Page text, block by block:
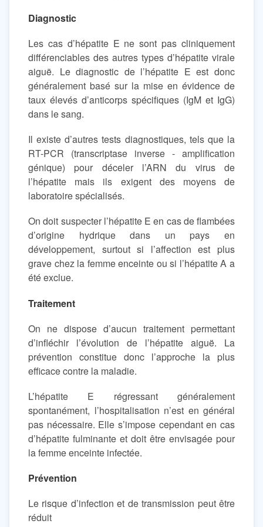
Diagnostic
Les cas d’hépatite E ne sont pas cliniquement
différenciables des autres types d’hépatite virale
aiguë. Le diagnostic de l’hépatite E est donc
généralement basé sur la mise en évidence de
taux élevés d’anticorps spécifiques (IgM et IgG)
dans le sang.
Il existe d’autres tests diagnostiques, tels que la
RT-PCR (transcriptase inverse - amplification
génique) pour déceler l’ARN du virus de
l’hépatite mais ils exigent des moyens de
laboratoire spécialisés.
On doit suspecter l’hépatite E en cas de flambées
d’origine hydrique dans un pays en
développement, surtout si l’affection est plus
grave chez la femme enceinte ou si l’hépatite A a
été exclue.
Traitement
On ne dispose d’aucun traitement permettant
d’infléchir l’évolution de l’hépatite aiguë. La
prévention constitue donc l’approche la plus
efficace contre la maladie.
L’hépatite E régressant généralement
spontanément, l’hospitalisation n’est en général
pas nécessaire. Elle s’impose cependant en cas
d’hépatite fulminante et doit être envisagée pour
la femme enceinte infectée.
Prévention
Le risque d’infection et de transmission peut être
réduit